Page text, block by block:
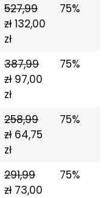
527,99
zł 132,00
zł
75%
387,99
zł 97,00
zł
75%
258,99
zł 64,75
zł
75%
291,99
zł 73,00
75%